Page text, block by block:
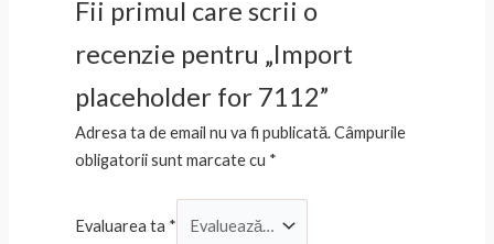
Fii primul care scrii o
recenzie pentru „Import
placeholder for 7112”
Adresa ta de email nu va fi publicată.Câmpurile
obligatorii sunt marcate cu *
Evaluarea ta *